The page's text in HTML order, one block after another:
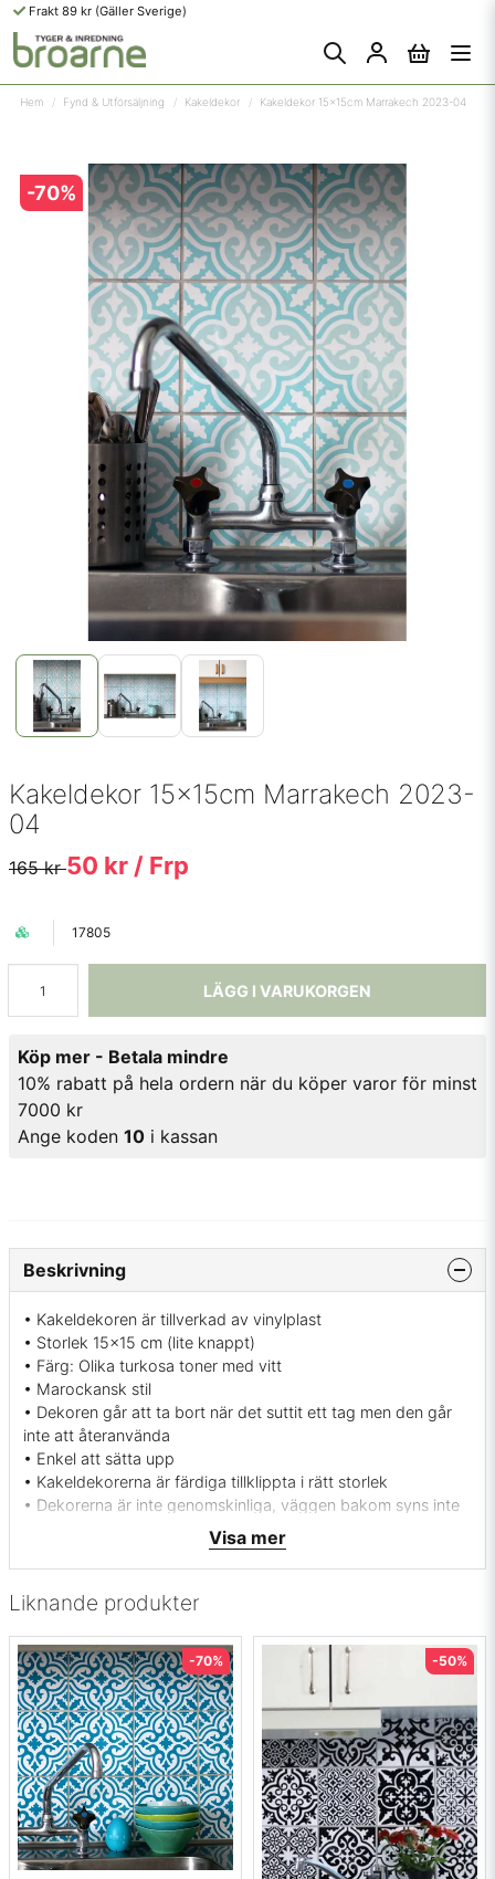
Frakt 89 kr (Gäller Sverige)
Hem Fynd & Utförsäljning Kakeldekor Kakeldekor 15x15cm Marrakech 2023-04
-70%
Kakeldekor 15x15cm Marrakech 2023-
04
165 kr50 kr / Frp
17805
LÄGG I VARUKORGEN
Köp mer - Betala mindre
10% rabatt på hela ordern när du köper varor för minst
7000 kr
Ange koden 10 i kassan
Liknande produkter
-70% -50%
Beskrivning
• Kakeldekoren är tillverkad av vinylplast
• Storlek 15x15 cm (lite knappt)
• Färg: Olika turkosa toner med vitt
• Marockansk stil
• Dekoren går att ta bort när det suttit ett tag men den går
inte att återanvända
• Enkel att sätta upp
• Kakeldekorerna är färdiga tillklippta i rätt storlek
• Dekorerna är inte genomskinliga, väggen bakom syns inte
Visa mer